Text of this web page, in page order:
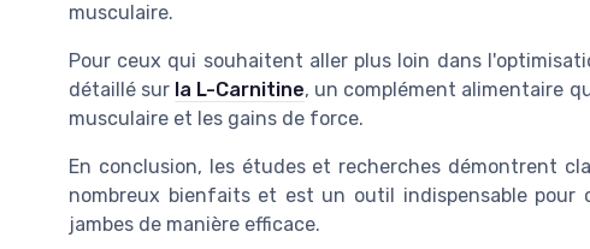
musculaire.
Pour ceux qui souhaitent aller plus loin dans
détaillé sur la L-Carnitine, un complément alimentaire
musculaire et les gains de force.
En conclusion, les études et recherches démontrent
nombreux bienfaits et est un outil indispensable
jambes de manière efficace.